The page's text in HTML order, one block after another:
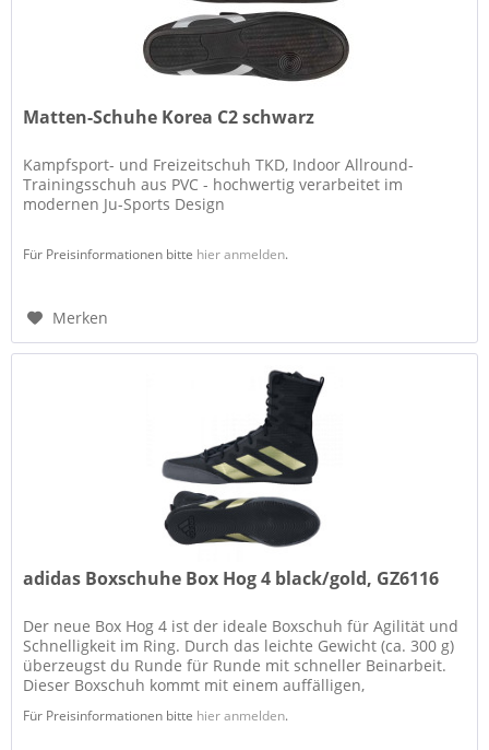
Matten-Schuhe Korea C2 schwarz
Kampfsport- und Freizeitschuh TKD, Indoor Allround-
Trainingsschuh aus PVC - hochwertig verarbeitet im
modernen Ju-Sports Design
Für Preisinformationen bitte hier anmelden.
Merken
adidas Boxschuhe Box Hog 4 black/gold, GZ6116
Der neue Box Hog 4 ist der ideale Boxschuh für Agilität und
Schnelligkeit im Ring. Durch das leichte Gewicht (ca. 300 g)
überzeugst du Runde für Runde mit schneller Beinarbeit.
Dieser Boxschuh kommt mit einem auffälligen,
Für Preisinformationen bitte hier anmelden.